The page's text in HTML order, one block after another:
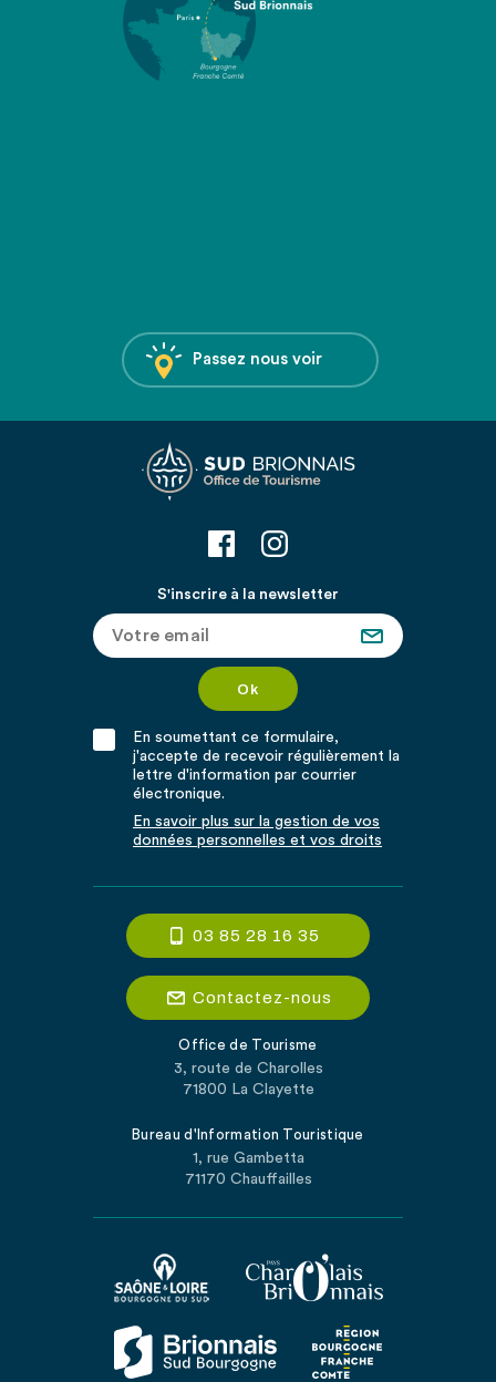
Passez nous voir
S'inscrire à la newsletter
En soumettant ce formulaire,
j'accepte de recevoir régulièrement la
lettre d'information par courrier
électronique.
En savoir plus sur la gestion de vos
données personnelles et vos droits
03 85 28 16 35
Contactez-nous
Office de Tourisme
3, route de Charolles
71800 La Clayette
Bureau d'Information Touristique
1, rue Gambetta
71170 Chauffailles